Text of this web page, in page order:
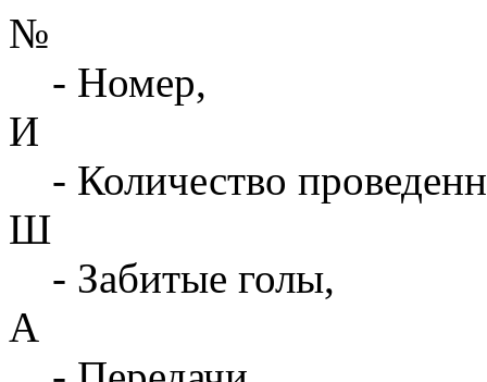
№
- Номер,
И
- Количество
Ш
- Забитые голы,
А